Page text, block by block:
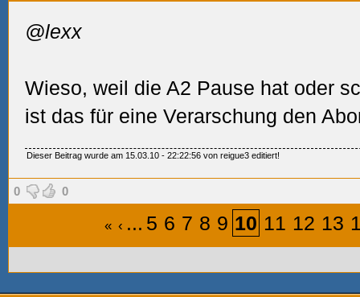
@lexx
Wieso, weil die A2 Pause hat oder
ist das für eine Verarschung den
Dieser Beitrag wurde am 15.03.10 - 22:22:56 von reigue3 editiert!
0 0
« ‹ ... 5 6 7 8 9 10 11 12 13